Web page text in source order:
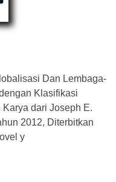
Dan Lembaga-
Klasifikasi
dari Joseph E.
2012, Diterbitkan
y